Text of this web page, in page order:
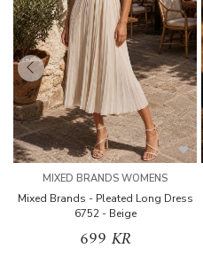
MIXED BRANDS WOMENS
Mixed Brands - Pleated Long Dress
6752 - Beige
699 KR